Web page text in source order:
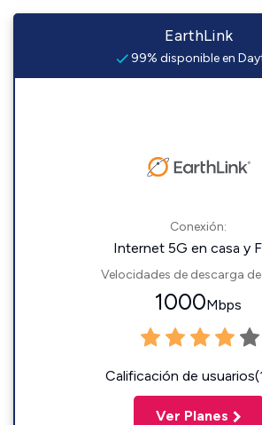
EarthLink
99% disponible en
Conexión:
Internet 5G en casa y
Velocidades de descarga
1000Mbps
Calificación de
Ver Planes